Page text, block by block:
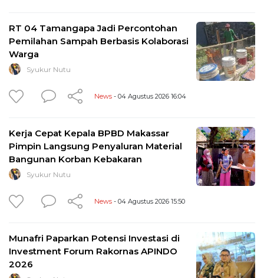
RT 04 Tamangapa Jadi Percontohan
Pemilahan Sampah Berbasis Kolaborasi
Warga
Syukur Nutu
News - 04 Agustus 2026 16:04
Kerja Cepat Kepala BPBD Makassar
Pimpin Langsung Penyaluran Material
Bangunan Korban Kebakaran
Syukur Nutu
News - 04 Agustus 2026 15:50
Munafri Paparkan Potensi Investasi di
Investment Forum Rakornas APINDO
2026